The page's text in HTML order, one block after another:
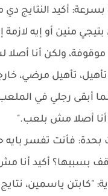
أكيد النتايج
منين أو إيه
ولكن أنا أصلا
تأهيل مرضي،
أبقى رجلي في الملعب
أنا أصلا مش بلعب."
فأنت تفسر بايه
بسببها؟ أكيد أنا
"كابتن ياسمين،